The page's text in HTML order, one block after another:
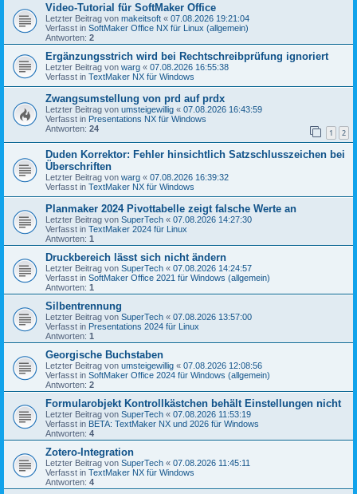
Video-Tutorial für SoftMaker Office
Letzter Beitrag von makeitsoft « 07.08.2026 19:21:04
Verfasst in SoftMaker Office NX für Linux (allgemein)
Antworten: 2
Ergänzungsstrich wird bei Rechtschreibprüfung ignoriert
Letzter Beitrag von warg « 07.08.2026 16:55:38
Verfasst in TextMaker NX für Windows
Zwangsumstellung von prd auf prdx
Letzter Beitrag von umsteigewillig « 07.08.2026 16:43:59
Verfasst in Presentations NX für Windows
Antworten: 24 1 2
Duden Korrektor: Fehler hinsichtlich Satzschlusszeichen bei
Überschriften
Letzter Beitrag von warg « 07.08.2026 16:39:32
Verfasst in TextMaker NX für Windows
Planmaker 2024 Pivottabelle zeigt falsche Werte an
Letzter Beitrag von SuperTech « 07.08.2026 14:27:30
Verfasst in TextMaker 2024 für Linux
Antworten: 1
Druckbereich lässt sich nicht ändern
Letzter Beitrag von SuperTech « 07.08.2026 14:24:57
Verfasst in SoftMaker Office 2021 für Windows (allgemein)
Antworten: 1
Silbentrennung
Letzter Beitrag von SuperTech « 07.08.2026 13:57:00
Verfasst in Presentations 2024 für Linux
Antworten: 1
Georgische Buchstaben
Letzter Beitrag von umsteigewillig « 07.08.2026 12:08:56
Verfasst in SoftMaker Office 2024 für Windows (allgemein)
Antworten: 2
Formularobjekt Kontrollkästchen behält Einstellungen nicht
Letzter Beitrag von SuperTech « 07.08.2026 11:53:19
Verfasst in BETA: TextMaker NX und 2026 für Windows
Antworten: 4
Zotero-Integration
Letzter Beitrag von SuperTech « 07.08.2026 11:45:11
Verfasst in TextMaker NX für Windows
Antworten: 4